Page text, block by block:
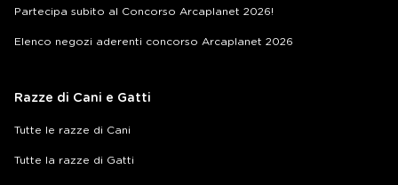
Partecipa subito al Concorso Arcaplanet 2026!
Elenco negozi aderenti concorso Arcaplanet 2026
Razze di Cani e Gatti
Tutte le razze di Cani
Tutte la razze di Gatti